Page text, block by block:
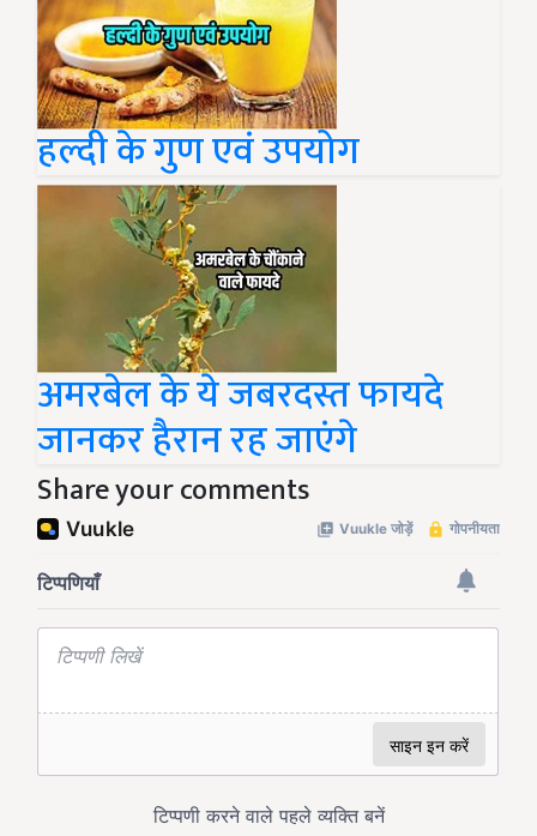
हल्दी के गुण एवं उपयोग
अमरबेल के ये जबरदस्त फायदे
जानकर हैरान रह जाएंगे
Share your comments